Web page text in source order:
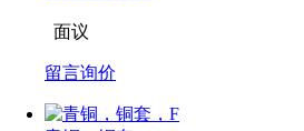
面议
留言询价